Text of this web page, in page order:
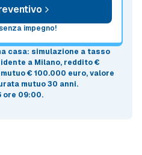
impegno!
casa: simulazione a tasso
a Milano, reddito €
€ 100.000 euro, valore
mutuo30 anni.
ore 09:00.